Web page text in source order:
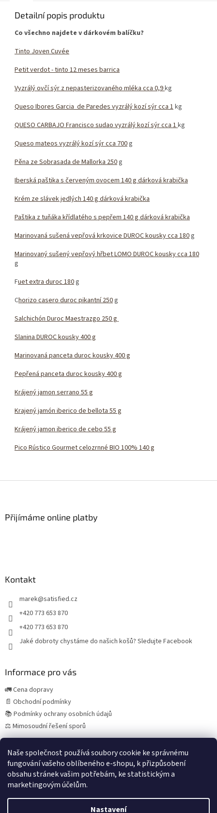
Naše společnost používá soubory cookie ke správnému
fungování vašeho oblíbeného e-shopu, k přizpůsobení
obsahu stránek vašim potřebám, ke statistickým a
marketingovým účelům.
Nastavení
Detailní popis produktu
Co všechno najdete v dárkovém balíčku?
Tinto Joven Cuvée
Petit verdot - tinto 12 meses barrica
Vyzrálý ovčí sýr z nepasterizovaného mléka cca 0,9kg
Queso Ibores Garcia de Paredes vyzrálý kozí sýr cca 1kg
QUESO CARBAJO Francisco sudao vyzrálý kozí sýr cca 1kg
Queso mateos vyzrálý kozí sýr cca 700g
Pěna ze Sobrasada de Mallorka 250g
Iberská paštika s červeným ovocem 140 g dárková krabička
Krém ze slávek jedlých 140 g dárková krabička
Paštika z tuňáka křídlatého s pepřem 140 g dárková krabička
Marinovaná sušená vepřová krkovice DUROC kousky cca 180g
Marinovaný sušený vepřový hřbet LOMO DUROC kousky cca 180
g
Fuet extra duroc 180g
Chorizo casero duroc pikantní 250g
Salchichón Duroc Maestrazgo 250 g
Slanina DUROC kousky 400 g
Marinovaná panceta duroc kousky 400 g
Pepřená panceta duroc kousky 400 g
Krájený jamon serrano 55 g
Krajený jamón iberico de bellota 55 g
Krájený jamon iberico de cebo 55 g
Pico Rústico Gourmet celozrnné BIO 100% 140 g
Přijímáme online platby
Kontakt
marek@satisfied.cz
+420 773 653 870
+420 773 653 870
Jaké dobroty chystáme do našich košů? Sledujte Facebook
Informace pro vás
🚛 Cena dopravy
📄 Obchodní podmínky
📚 Podmínky ochrany osobních údajů
⚖️ Mimosoudní řešení sporů
Španělská vína a delikatesy